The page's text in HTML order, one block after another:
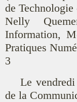
de
Nelly
Information,
Pratiques
3
Le
de la